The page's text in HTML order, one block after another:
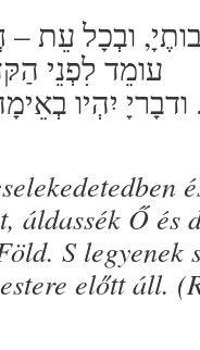
ובְכָל עֵת
עומֵד לִפְנֵי
יִהְיו
áldassék Ő és
S legyenek
előtt áll.